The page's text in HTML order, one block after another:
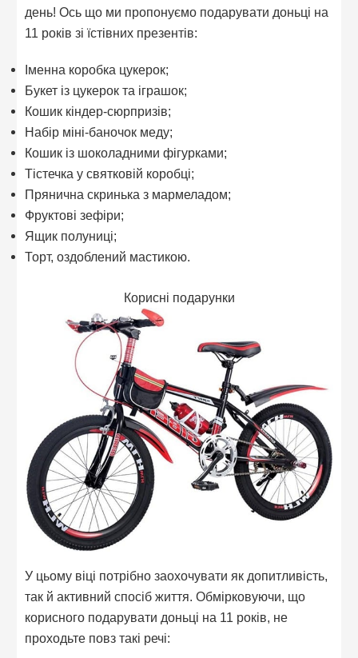
день! Ось що ми пропонуємо подарувати доньці на
11 років зі їстівних презентів:
Іменна коробка цукерок;
Букет із цукерок та іграшок;
Кошик кіндер-сюрпризів;
Набір міні-баночок меду;
Кошик із шоколадними фігурками;
Тістечка у святковій коробці;
Прянична скринька з мармеладом;
Фруктові зефіри;
Ящик полуниці;
Торт, оздоблений мастикою.
Корисні подарунки
У цьому віці потрібно заохочувати як допитливість,
так й активний спосіб життя. Обмірковуючи, що
корисного подарувати доньці на 11 років, не
проходьте повз такі речі: